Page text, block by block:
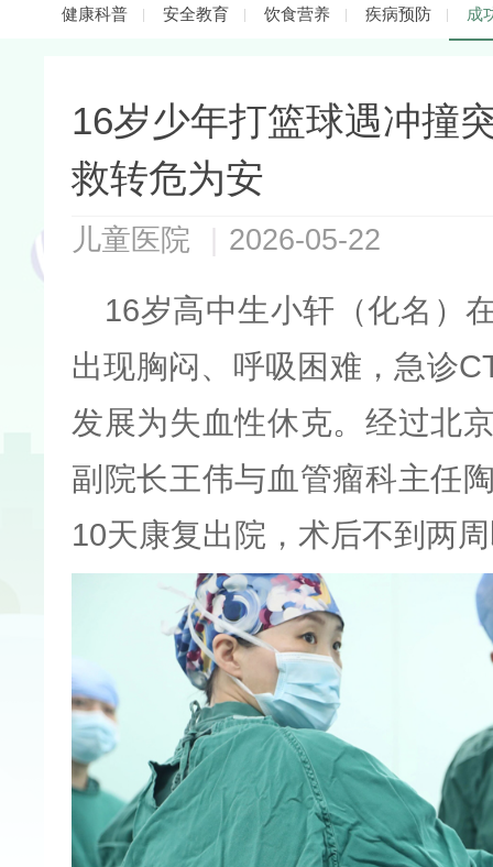
健康科普 安全教育 饮食营养 疾病预防 成
16岁少年打篮球遇冲撞
救转危为安
儿童医院 2026-05-22
16岁高中生小轩（化名）
出现胸闷、呼吸困难，急诊
发展为失血性休克。经过北
副院长王伟与血管瘤科主任
10天康复出院，术后不到两